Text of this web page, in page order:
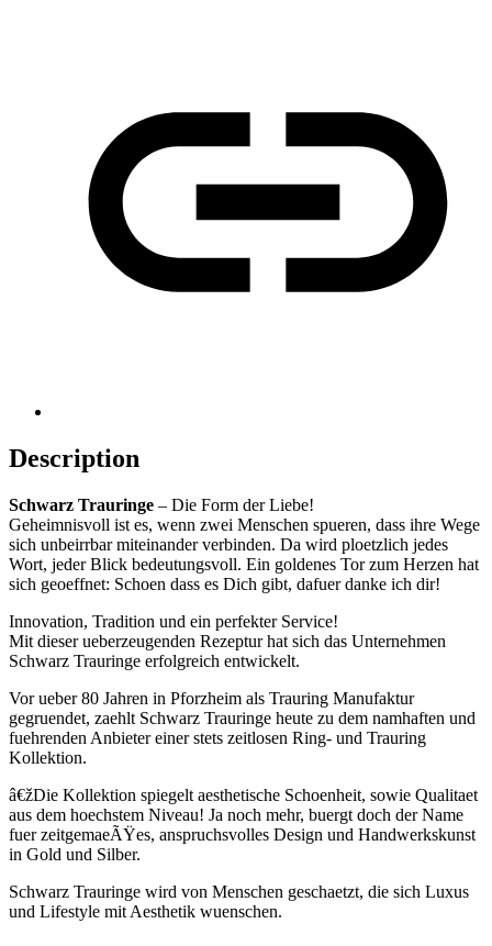
Description
Schwarz Trauringe – Die Form der Liebe!
Geheimnisvoll ist es, wenn zwei Menschen spueren, dass ihre Wege
sich unbeirrbar miteinander verbinden. Da wird ploetzlich jedes
Wort, jeder Blick bedeutungsvoll. Ein goldenes Tor zum Herzen hat
sich geoeffnet: Schoen dass es Dich gibt, dafuer danke ich dir!
Innovation, Tradition und ein perfekter Service!
Mit dieser ueberzeugenden Rezeptur hat sich das Unternehmen
Schwarz Trauringe erfolgreich entwickelt.
Vor ueber 80 Jahren in Pforzheim als Trauring Manufaktur
gegruendet, zaehlt Schwarz Trauringe heute zu dem namhaften und
fuehrenden Anbieter einer stets zeitlosen Ring- und Trauring
Kollektion.
â€žDie Kollektion spiegelt aesthetische Schoenheit, sowie Qualitaet
aus dem hoechstem Niveau! Ja noch mehr, buergt doch der Name
fuer zeitgemaeÃŸes, anspruchsvolles Design und Handwerkskunst
in Gold und Silber.
Schwarz Trauringe wird von Menschen geschaetzt, die sich Luxus
und Lifestyle mit Aesthetik wuenschen.